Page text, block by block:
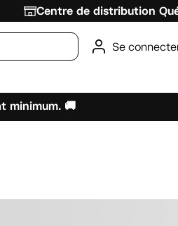
Centre de distribution
Se
minimum. 🚚